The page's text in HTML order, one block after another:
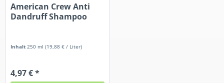
American Crew Anti
Dandruff Shampoo
Inhalt 250 ml(19,88 € / Liter)
4,97 € *